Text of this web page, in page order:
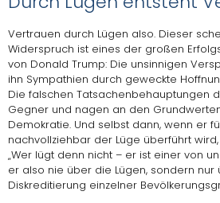
Vertrauen durch Lügen also. Dieser
Widerspruch ist eines der großen
von Donald Trump: Die unsinnigen
ihn Sympathien durch geweckte
Die falschen Tatsachenbehauptungen
Gegner und nagen an den
Demokratie. Und selbst dann, wenn er
nachvollziehbar der Lüge überführt
„Wer lügt denn nicht – er ist einer von
er also nie über die Lügen, sondern nur
Diskreditierung einzelner